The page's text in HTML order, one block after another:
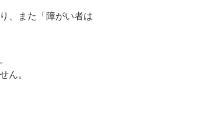
、また「障がい者は
ん。